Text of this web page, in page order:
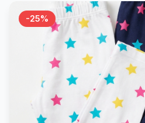
-25%